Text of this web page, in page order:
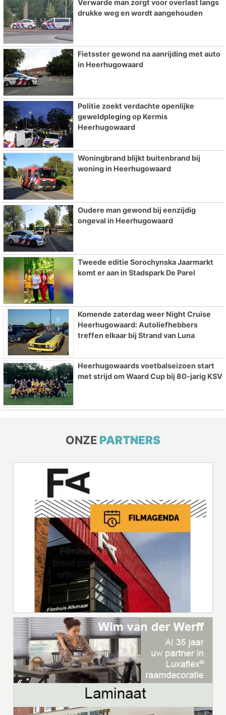
Verwarde man zorgt voor overlast langs
drukke weg en wordt aangehouden
Fietsster gewond na aanrijding met auto
in Heerhugowaard
Politie zoekt verdachte openlijke
geweldpleging op Kermis
Heerhugowaard
Woningbrand blijkt buitenbrand bij
woning in Heerhugowaard
Oudere man gewond bij eenzijdig
ongeval in Heerhugowaard
Tweede editie Sorochynska Jaarmarkt
komt er aan in Stadspark De Parel
Komende zaterdag weer Night Cruise
Heerhugowaard: Autoliefhebbers
treffen elkaar bij Strand van Luna
Heerhugowaards voetbalseizoen start
met strijd om Waard Cup bij 80-jarig KSV
ONZE PARTNERS